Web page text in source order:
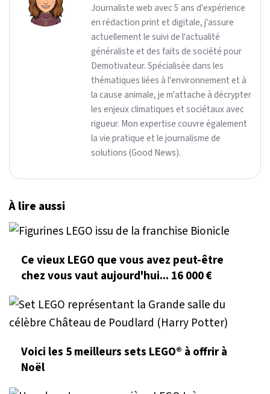
Journaliste web avec 5 ans d'expérience
en rédaction print et digitale, j'assure
actuellement le suivi de l'actualité
généraliste et des faits de société pour
Demotivateur. Spécialisée dans les
thématiques liées à l'environnement et à
la cause animale, je m'attache à décrypter
les enjeux climatiques et sociétaux avec
rigueur. Mon expertise couvre également
la vie pratique et le journalisme de
solutions (Good News).
À lire aussi
Ce vieux LEGO que vous avez peut-être
chez vous vaut aujourd'hui... 16 000 €
Voici les 5 meilleurs sets LEGO® à offrir à
Noël